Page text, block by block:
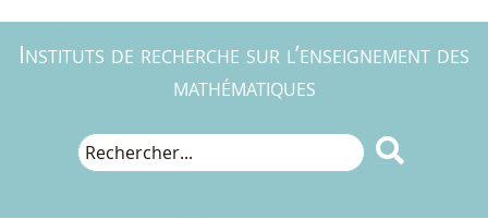
Instituts de recherche sur l’enseignement des
mathématiques
